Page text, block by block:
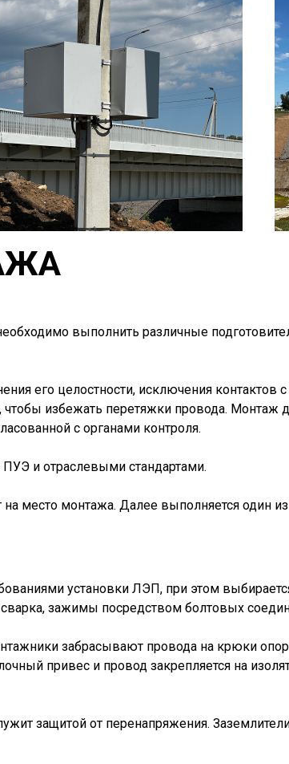
выполнить различные
его целостности, исключения контактов
избежать перетяжки провода. Монтаж
с органами контроля.
и отраслевыми стандартами.
на место монтажа. Далее выполняется один
установки ЛЭП, при этом
сварка, зажимы посредством болтовых
забрасывают провода на крюки
привес и провод закрепляется на
защитой от перенапряжения.